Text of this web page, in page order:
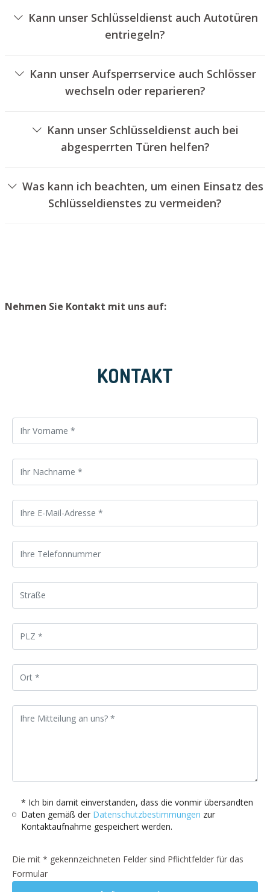
Preisangebote an.
innerhalb von dreißig Minuten vor Ort. Die reelle
Wartezeit hängt von der Entfernung des Einsatzortes zu
unserem Unternehmen und den örtlichen
Kann unser Schlüsseldienst auch Autotüren
entriegeln?
Kann unser Aufsperrservice auch Schlösser
wechseln oder reparieren?
Türschlössern an.Kann unser Schlüsseldienst auch bei
abgesperrten Türen helfen?
kann jedoch normalerweise nicht geschehen, ohne das
Türschloss aufzubohren. Wir bauen Ihnen jedoch einen
neuen Zylinder ein, sodass die Tür wieder
Was kann ich beachten, um einen Einsatz des
Schlüsseldienstes zu vermeiden?
Nehmen Sie Kontakt mit uns auf:
KONTAKT
* Ich bin damit einverstanden, dass die vonmir übersandten
Daten gemäß der Datenschutzbestimmungen zur
Kontaktaufnahme gespeichert werden.
Die mit * gekennzeichneten Felder sind Pflichtfelder für das
Formular